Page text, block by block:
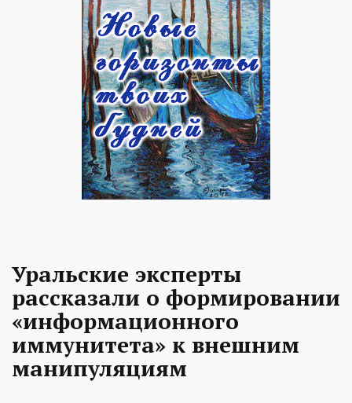
Уральские эксперты
рассказали о формировании
«информационного
иммунитета» к внешним
манипуляциям